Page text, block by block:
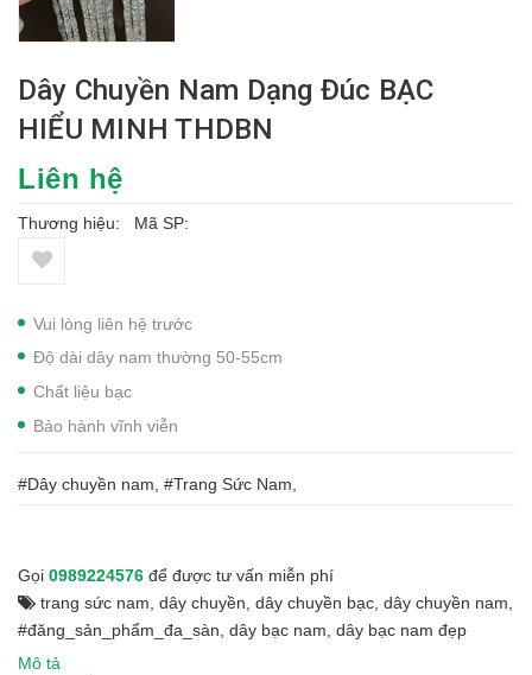
Dây Chuyền Nam Dạng Đúc BẠC
HIỂU MINH THDBN
Liên hệ
Thương hiệu: Mã SP:
Vui lòng liên hệ trước
Độ dài dây nam thường 50-55cm
Chất liệu bạc
Bảo hành vĩnh viễn
#Dây chuyền nam, #Trang Sức Nam,
Gọi 0989224576 để được tư vấn miễn phí
trang sức nam dây chuyền dây chuyền bạc dây chuyền nam
#đăng_sản_phẩm_đa_sàn dây bạc nam dây bạc nam đẹp
Mô tả